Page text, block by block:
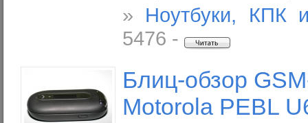
» Ноутбуки, КПК
5476 -
Блиц-обзор
Motorola PEBL